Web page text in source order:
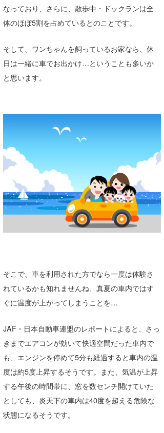
なっており、さらに、散歩中・ドックランは全
体のほぼ5割を占めているとのことです。
そして、ワンちゃんを飼っているお家なら、休
日は一緒に車でお出かけ…ということも多いか
と思います。
そこで、車を利用された方でなら一度は体験さ
れているかも知れませんね、真夏の車内ではす
ぐに温度が上がってしまうことを…
JAF・日本自動車連盟のレポートによると、さっ
きまでエアコンが効いて快適空間だった車内で
も、エンジンを停めて5分も経過すると車内の温
度は約5度上昇するそうです。また、気温が上昇
する午後の時間帯に、窓を数センチ開けていた
としても、炎天下の車内は40度を超える危険な
状態になるそうです。
予報士 hiro.
Mr.K
chappy